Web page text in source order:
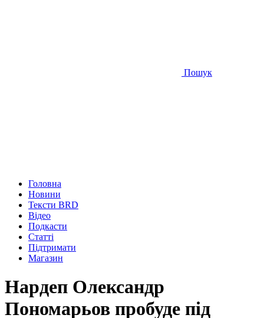
Пошук
Головна
Новини
Тексти BRD
Відео
Подкасти
Статті
Підтримати
Магазин
Нардеп Олександр
Пономарьов пробуде під